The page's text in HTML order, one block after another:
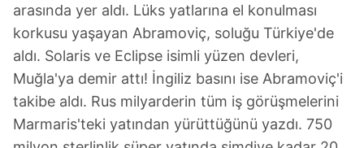
arasında yer aldı. Lüks yatlarına el konulması
korkusu yaşayan Abramoviç, soluğu Türkiye'de
aldı. Solaris ve Eclipse isimli yüzen devleri,
Muğla'ya demir attı! İngiliz basını ise Abramoviç'i
takibe aldı. Rus milyarderin tüm iş görüşmelerini
Marmaris'teki yatından yürüttüğünü yazdı. 750